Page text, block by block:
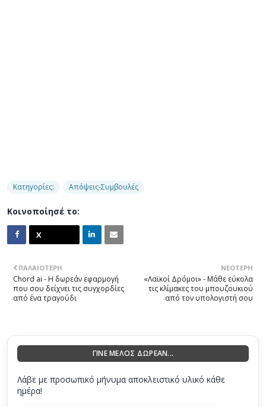
Κατηγορίες: Απόψεις-Συμβουλές
Κοινοποίησέ το:
ΝΕΌΤΕΡΗ
«Λαϊκοί Δρόμοι» - Μάθε εύκολα
τις κλίμακες του μπουζουκιού
από τον υπολογιστή σου
ΠΑΛΑΙΌΤΕΡΗ
Chord ai - Η δωρεάν εφαρμογή
που σου δείχνει τις συγχορδίες
από ένα τραγούδι
ΓΙΝΕ ΜΕΛΟΣ ΔΩΡΕΑΝ...
Λάβε με προσωπικό μήνυμα αποκλειστικό υλικό κάθε
ημέρα!